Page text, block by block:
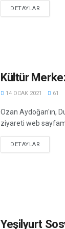
DETAYLAR
Kültür
14 OCAK 2021 61
Ozan Aydoğan'ın,
ziyareti web
DETAYLAR
Yeşilyurt